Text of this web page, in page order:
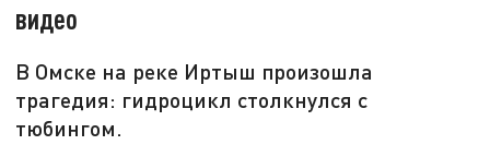
видео
В Омске на реке Иртыш произошла
трагедия: гидроцикл столкнулся с
тюбингом.